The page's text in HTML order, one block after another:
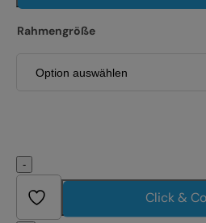
Rahmengröße
-
Click &